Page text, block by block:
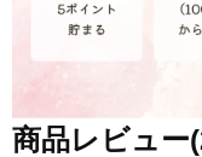
商品レビュー